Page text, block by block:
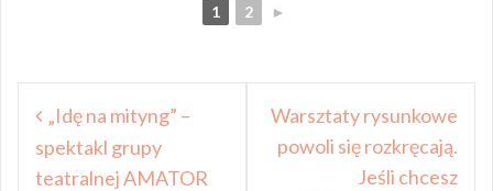
1 2 ►
Nawigacja
wpisu
„Idę na mityng” –
spektakl grupy
teatralnej AMATOR
Warsztaty rysunkowe
powoli się rozkręcają.
Jeśli chcesz